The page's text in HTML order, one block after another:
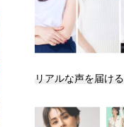
リアルな声を届け